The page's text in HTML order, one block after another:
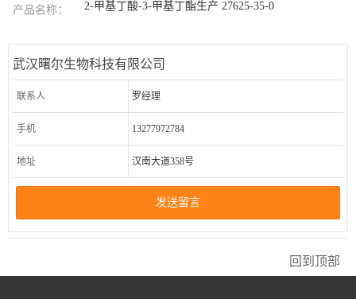
产品名称： 2-甲基丁酸-3-甲基丁酯生产 27625-35-0
武汉曙尔生物科技有限公司
联系人 罗经理
手机 13277972784
地址 汉南大道358号
发送留言
回到顶部